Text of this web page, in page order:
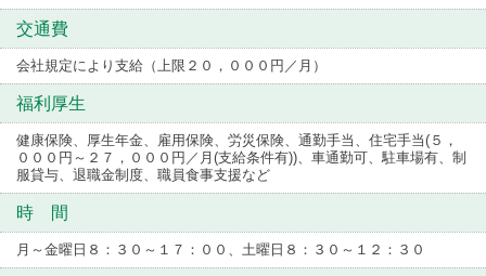
交通費
会社規定により支給（上限２０，０００円／月）
福利厚生
健康保険、厚生年金、雇用保険、労災保険、通勤手当、住宅手当(５，
０００円～２７，０００円／月(支給条件有))、車通勤可、駐車場有、制
服貸与、退職金制度、職員食事支援など
時 間
月～金曜日８：３０～１７：００、土曜日８：３０～１２：３０